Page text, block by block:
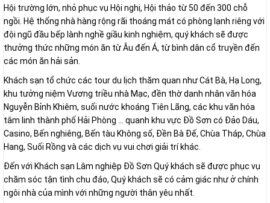
Hội trường lớn, nhỏ phục vụ Hội nghị, Hội thảo từ 50 đến 300 chỗ
ngồi. Hệ thống nhà hàng rộng rãi thoáng mát có phòng lạnh riêng với
đội ngũ đầu bếp lành nghề giầu kinh nghiệm, quý khách sẽ được
thưởng thức những món ăn từ Âu đến Á, từ bình dân cổ truyền đến
các món ăn hải sản.
Khách sạn tổ chức các tour du lịch thăm quan như Cát Bà, Hạ Long,
khu tưởng niệm Vương triều nhà Mạc, đền thờ danh nhân văn hóa
Nguyễn Bỉnh Khiêm, suối nước khoáng Tiên Lãng, các khu văn hóa
tâm linh thành phố Hải Phòng … quanh khu vực Đồ Sơn có Đảo Dáu,
Casino, Bến nghiêng, Bến tàu Không số, Đền Bà Đế, Chùa Tháp, Chùa
Hang, Suối Rồng và các dịch vụ vui chơi giải trí khác.
Đến với Khách sạn Lâm nghiệp Đồ Sơn Quý khách sẽ được phục vụ
chăm sóc tận tình chu đáo, Quý khách sẽ có cảm giác như ở chính
ngôi nhà của mình với những người thân yêu nhất.